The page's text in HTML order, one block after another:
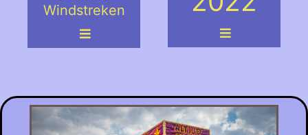
Windstreken